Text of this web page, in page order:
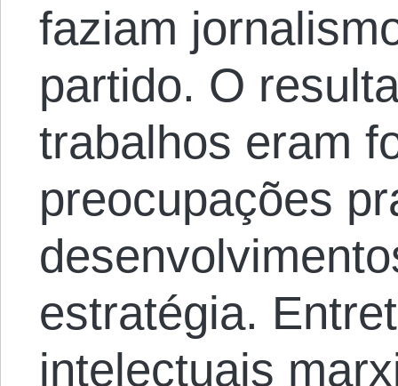
faziam
partido. O
trabalhos eram
preocupações
estratégia.
intelectuais